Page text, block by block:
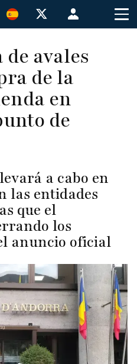
Menú
de
cuenta
de
usuario
avales
de la
en
de
a cabo en
las entidades
que el
los
anuncio oficial